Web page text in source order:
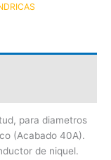
para diametros
(Acabado 40A).
de niquel.